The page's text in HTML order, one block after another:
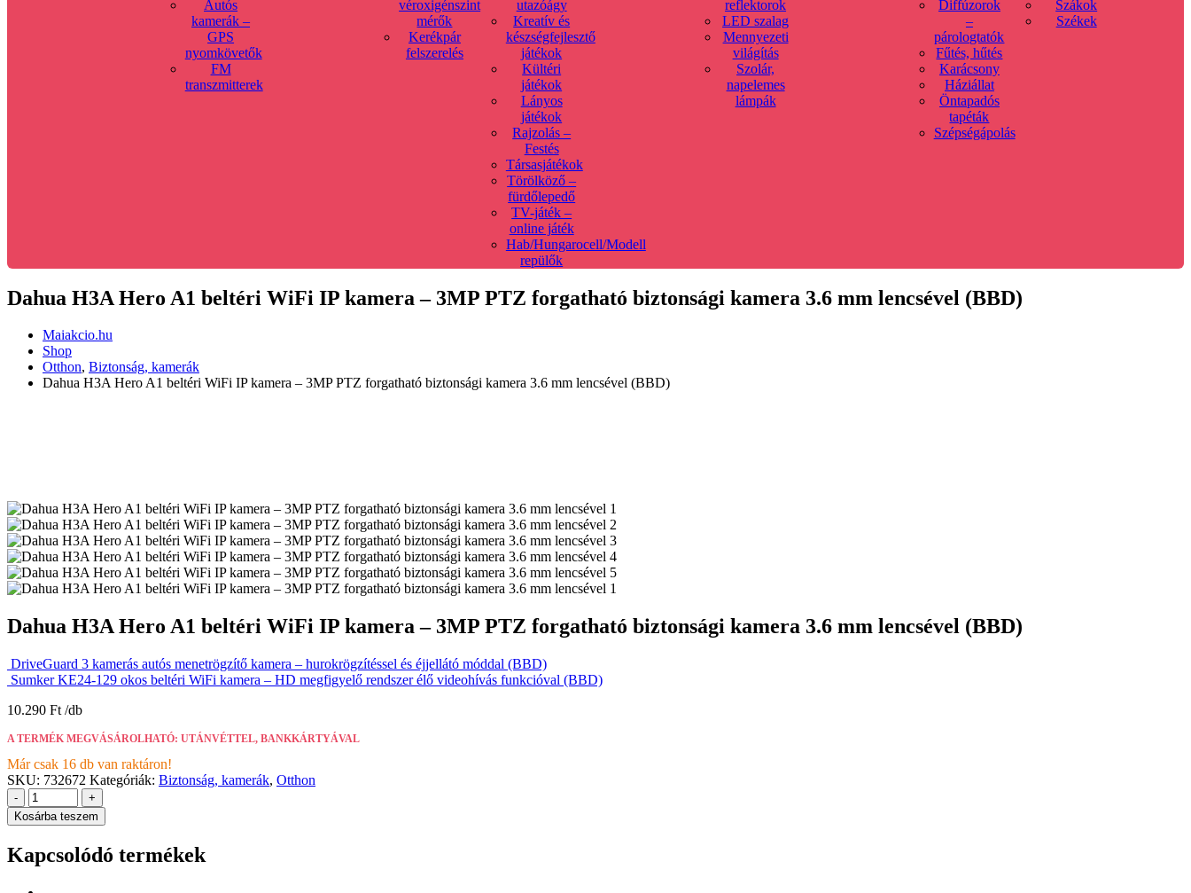
Autós
kamerák –
GPS
nyomkövetők
FM
transzmitterek
véroxigénszint
mérők
Kerékpár
felszerelés
utazóágy
Kreatív és
készségfejlesztő
játékok
Kültéri
játékok
Lányos
játékok
Rajzolás –
Festés
Társasjátékok
Törölköző –
fürdőlepedő
TV-játék –
online játék
Hab/Hungarocell/Modell
repülők
reflektorok
LED szalag
Mennyezeti
világítás
Szolár,
napelemes
lámpák
Diffúzorok
–
párologtatók
Fűtés, hűtés
Karácsony
Háziállat
Öntapadós
tapéták
Szépségápolás
Szákok
Székek
Dahua H3A Hero A1 beltéri WiFi IP kamera – 3MP PTZ forgatható biztonsági kamera 3.6 mm lencsével (BBD)
Maiakcio.hu
Shop
Otthon, Biztonság, kamerák
Dahua H3A Hero A1 beltéri WiFi IP kamera – 3MP PTZ forgatható biztonsági kamera 3.6 mm lencsével (BBD)
Dahua H3A Hero A1 beltéri WiFi IP kamera – 3MP PTZ forgatható biztonsági kamera 3.6 mm lencsével (BBD)
DriveGuard 3 kamerás autós menetrögzítő kamera – hurokrögzítéssel és éjjellátó móddal (BBD)
Sumker KE24-129 okos beltéri WiFi kamera – HD megfigyelő rendszer élő videohívás funkcióval (BBD)
10.290 Ft
A TERMÉK MEGVÁSÁROLHATÓ: UTÁNVÉTTEL, BANKKÁRTYÁVAL
Már csak 16 db van raktáron!
SKU: 732672 Kategóriák: Biztonság, kamerák, Otthon
-
+
Kosárba teszem
Kapcsolódó termékek